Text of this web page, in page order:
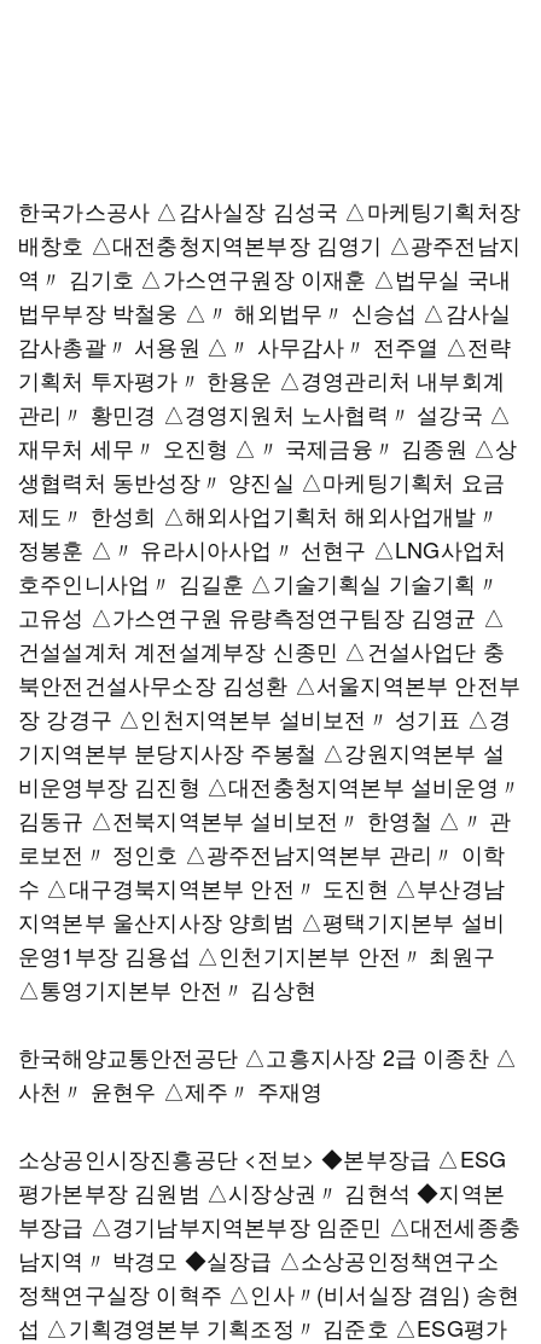
한국가스공사 △감사실장 김성국 △마케팅기획처장
배창호 △대전충청지역본부장 김영기 △광주전남지
역〃 김기호 △가스연구원장 이재훈 △법무실 국내
법무부장 박철웅 △〃 해외법무〃 신승섭 △감사실
감사총괄〃 서용원 △〃 사무감사〃 전주열 △전략
기획처 투자평가〃 한용운 △경영관리처 내부회계
관리〃 황민경 △경영지원처 노사협력〃 설강국 △
재무처 세무〃 오진형 △〃 국제금융〃 김종원 △상
생협력처 동반성장〃 양진실 △마케팅기획처 요금
제도〃 한성희 △해외사업기획처 해외사업개발〃
정봉훈 △〃 유라시아사업〃 선현구 △LNG사업처
호주인니사업〃 김길훈 △기술기획실 기술기획〃
고유성 △가스연구원 유량측정연구팀장 김영균 △
건설설계처 계전설계부장 신종민 △건설사업단 충
북안전건설사무소장 김성환 △서울지역본부 안전부
장 강경구 △인천지역본부 설비보전〃 성기표 △경
기지역본부 분당지사장 주봉철 △강원지역본부 설
비운영부장 김진형 △대전충청지역본부 설비운영〃
김동규 △전북지역본부 설비보전〃 한영철 △〃 관
로보전〃 정인호 △광주전남지역본부 관리〃 이학
수 △대구경북지역본부 안전〃 도진현 △부산경남
지역본부 울산지사장 양희범 △평택기지본부 설비
운영1부장 김용섭 △인천기지본부 안전〃 최원구
△통영기지본부 안전〃 김상현
한국해양교통안전공단 △고흥지사장 2급 이종찬 △
사천〃 윤현우 △제주〃 주재영
소상공인시장진흥공단 <전보> ◆본부장급 △ESG
평가본부장 김원범 △시장상권〃 김현석 ◆지역본
부장급 △경기남부지역본부장 임준민 △대전세종충
남지역〃 박경모 ◆실장급 △소상공인정책연구소
정책연구실장 이혁주 △인사〃(비서실장 겸임) 송현
섭 △기획경영본부 기획조정〃 김준호 △ESG평가